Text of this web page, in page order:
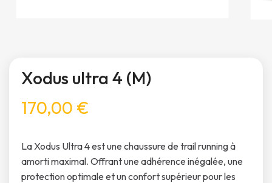
Xodus ultra 4 (M)
170,00 €
La Xodus Ultra 4 est une chaussure de trail running à
amorti maximal. Offrant une adhérence inégalée, une
protection optimale et un confort supérieur pour les